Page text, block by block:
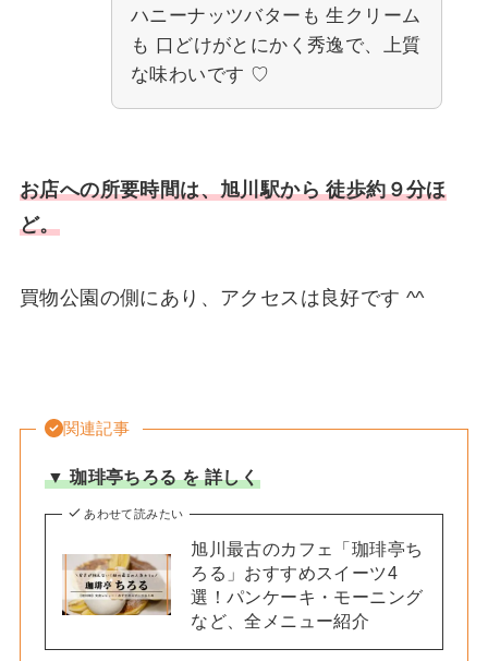
ハニーナッツバターも 生クリーム
も 口どけがとにかく秀逸で、上質
な味わいです ♡
お店への所要時間は、旭川駅から 徒歩約９分ほ
ど。
買物公園の側にあり、アクセスは良好です ^^
関連記事
▼ 珈琲亭ちろる を 詳しく
あわせて読みたい
旭川最古のカフェ「珈琲亭ち
ろる」おすすめスイーツ4
選！パンケーキ・モーニング
など、全メニュー紹介